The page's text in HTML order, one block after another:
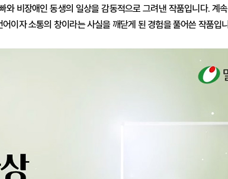
비장애인 동생의 일상을 감동적으로 그려낸 작품입니다. 계
이자 소통의 창이라는 사실을 깨닫게 된 경험을 풀어쓴 작품입